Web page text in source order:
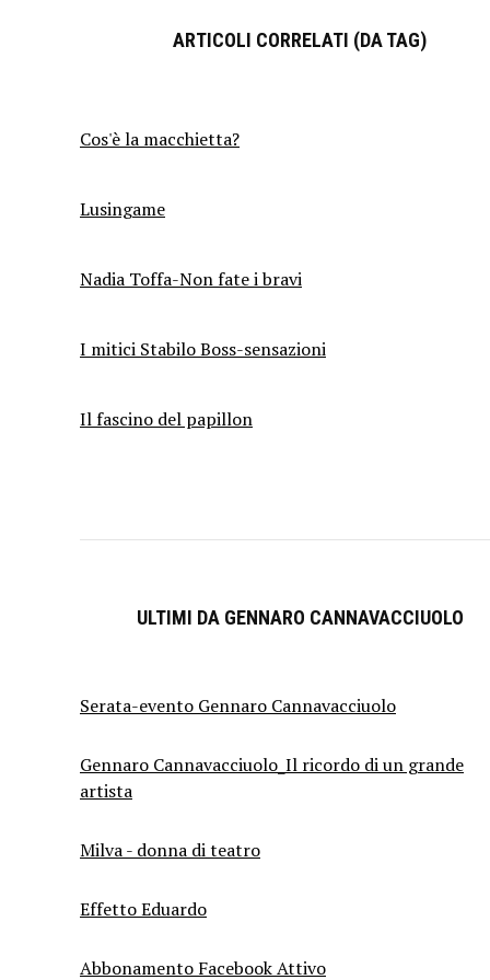
ARTICOLI CORRELATI (DA TAG)
Cos'è la macchietta?
Lusingame
Nadia Toffa-Non fate i bravi
I mitici Stabilo Boss-sensazioni
Il fascino del papillon
ULTIMI DA GENNARO CANNAVACCIUOLO
Serata-evento Gennaro Cannavacciuolo
Gennaro Cannavacciuolo_Il ricordo di un grande
artista
Milva - donna di teatro
Effetto Eduardo
Abbonamento Facebook Attivo